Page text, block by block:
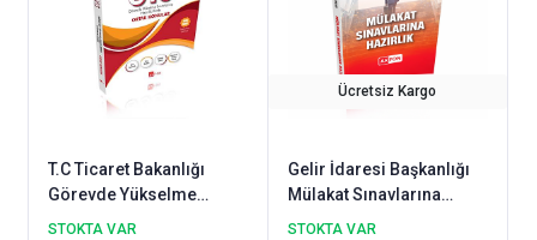
T.C Ticaret Bakanlığı
Görevde Yükselme
Sınavlarına Hazırlık
STOKTA VAR
Ücretsiz Kargo
Gelir İdaresi Başkanlığı
Mülakat Sınavlarına
Hazırlık 2026
STOKTA VAR